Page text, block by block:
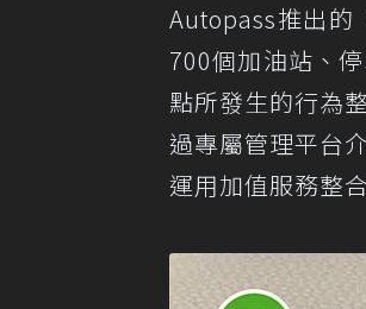
Autopass推出的
700個加油站、
點所發生的行為
過專屬管理平台
運用加值服務整